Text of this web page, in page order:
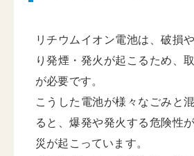
リチウムイオン電池は、破損
り発煙・発火が起こるため、
が必要です。
こうした電池が様々なごみと
ると、爆発や発火する危険性
災が起こっています。